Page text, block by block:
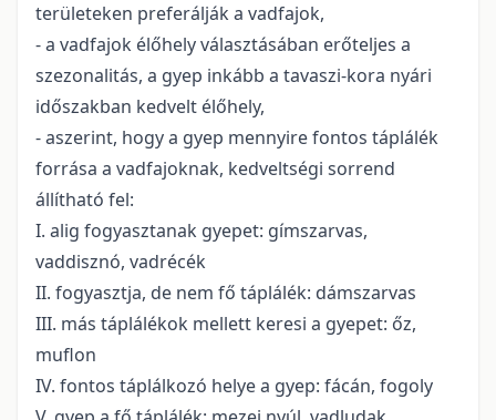
területeken preferálják a vadfajok,
- a vadfajok élőhely választásában erőteljes a
szezonalitás, a gyep inkább a tavaszi-kora nyári
időszakban kedvelt élőhely,
- aszerint, hogy a gyep mennyire fontos táplálék
forrása a vadfajoknak, kedveltségi sorrend
állítható fel:
I. alig fogyasztanak gyepet: gímszarvas,
vaddisznó, vadrécék
II. fogyasztja, de nem fő táplálék: dámszarvas
III. más táplálékok mellett keresi a gyepet: őz,
muflon
IV. fontos táplálkozó helye a gyep: fácán, fogoly